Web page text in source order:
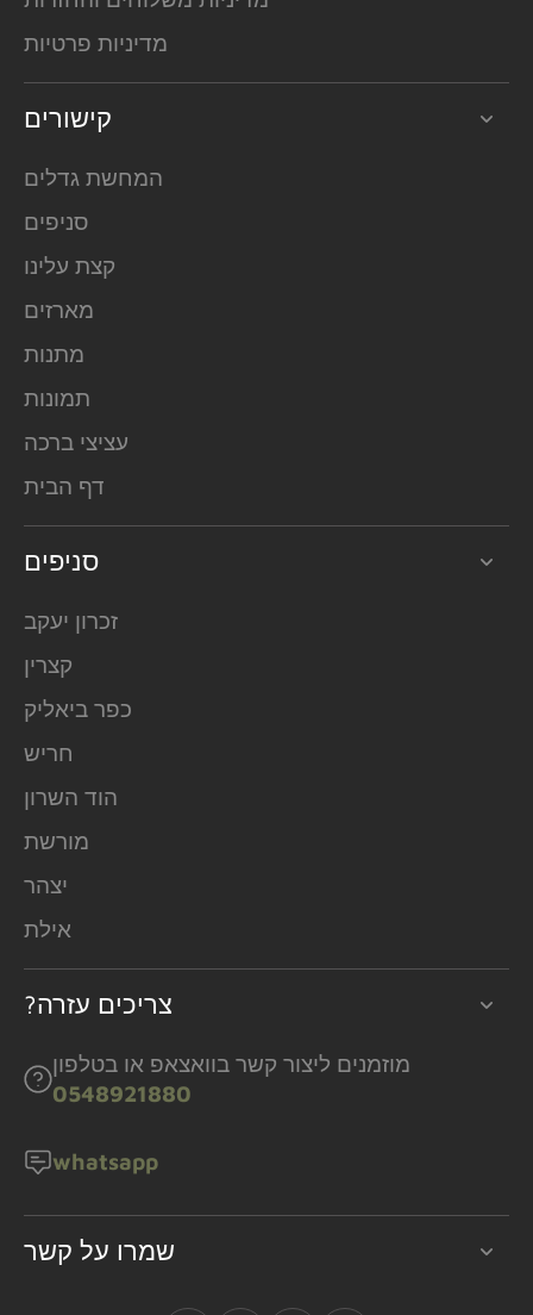
מדיניות פרטיות
קישורים
המחשת גדלים
סניפים
קצת עלינו
מארזים
מתנות
תמונות
עציצי ברכה
דף הבית
סניפים
זכרון יעקב
קצרין
כפר ביאליק
חריש
הוד השרון
מורשת
יצהר
אילת
?צריכים עזרה
מוזמנים ליצור קשר בוואצאפ או בטלפון
0548921880
whatsapp
שמרו על קשר